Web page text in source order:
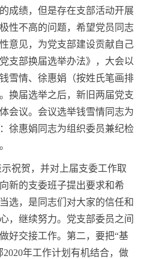
成绩，但是存在支部活动开展
性不高的问题，希望党员同志
意见，为党支部建设贡献自己
支部换届选举办法》，大会以
雪情、徐惠娟（按姓氏笔画排
换届选举之后，新旧两届党支
会议。会议选举钱雪情同志为
徐惠娟同志为组织委员兼纪检
祝贺，并对上届支委工作取
新的支委班子提出要求和希
选，是同志们对大家的信任和
，继续努力。党支部委员之间
好交接工作。第二，要把“基
2020年工作计划有机结合，做